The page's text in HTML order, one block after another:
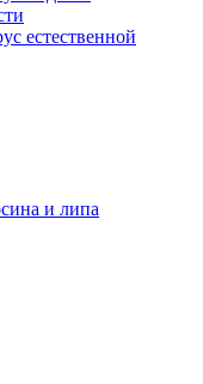
естественной
и липа